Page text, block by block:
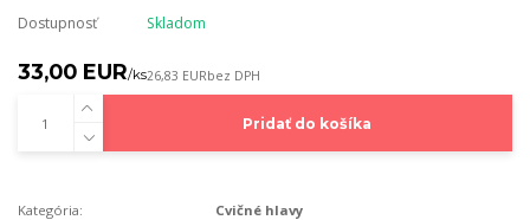
Dostupnosť Skladom
33,00 EUR/ks26,83 EURbez DPH
Pridať do košíka
Kategória:
Cvičné hlavy